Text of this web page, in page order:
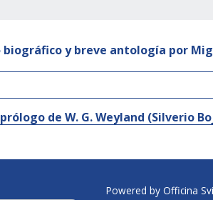
y breve antología por
de W. G. Weyland (Silverio
Powered by Officina